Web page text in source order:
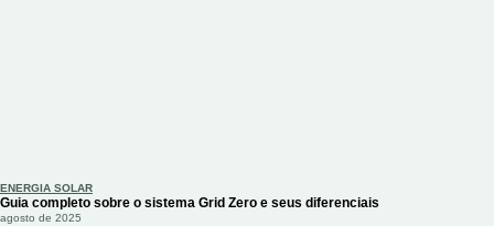
ENERGIA SOLAR
Guia completo sobre o sistema Grid Zero e seus diferenciais
agosto de 2025